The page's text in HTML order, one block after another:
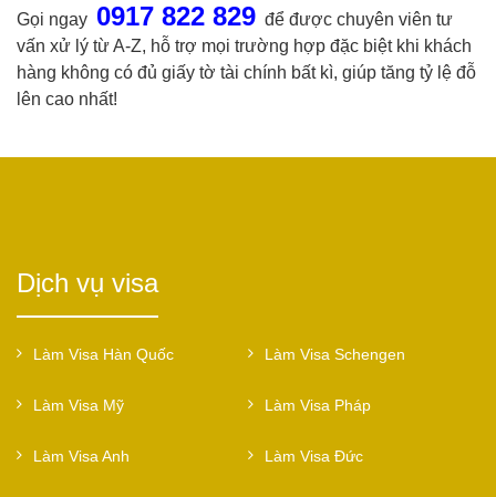
Gọi ngay 0917 822 829 để được chuyên viên tư
vấn xử lý từ A-Z, hỗ trợ mọi trường hợp đặc biệt khi khách
hàng không có đủ giấy tờ tài chính bất kì, giúp tăng tỷ lệ đỗ
lên cao nhất!
Dịch vụ visa
Làm Visa Hàn Quốc Làm Visa Schengen
Làm Visa Mỹ Làm Visa Pháp
Làm Visa Anh Làm Visa Đức